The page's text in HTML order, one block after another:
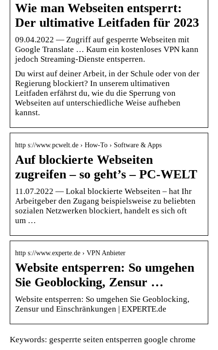
Wie man Webseiten entsperrt:
Der ultimative Leitfaden für 2023
09.04.2022 — Zugriff auf gesperrte Webseiten mit
Google Translate … Kaum ein kostenloses VPN kann
jedoch Streaming-Dienste entsperren.
Du wirst auf deiner Arbeit, in der Schule oder von der
Regierung blockiert? In unserem ultimativen
Leitfaden erfährst du, wie du die Sperrung von
Webseiten auf unterschiedliche Weise aufheben
kannst.
http s://www.pcwelt.de › How-To › Software & Apps
Auf blockierte Webseiten
zugreifen – so geht’s – PC-WELT
11.07.2022 — Lokal blockierte Webseiten – hat Ihr
Arbeitgeber den Zugang beispielsweise zu beliebten
sozialen Netzwerken blockiert, handelt es sich oft
um …
http s://www.experte.de › VPN Anbieter
Website entsperren: So umgehen
Sie Geoblocking, Zensur …
Website entsperren: So umgehen Sie Geoblocking,
Zensur und Einschränkungen | EXPERTE.de
Keywords: gesperrte seiten entsperren google chrome